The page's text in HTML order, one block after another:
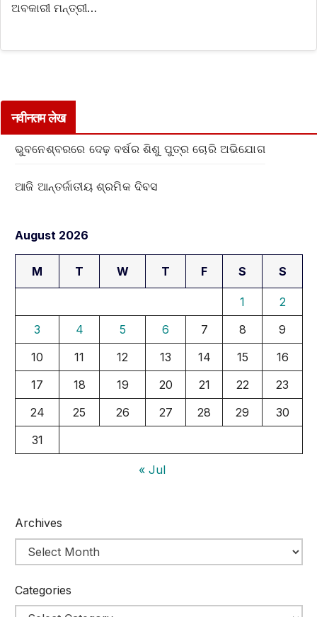
ଅବକାରୀ ମନ୍ତ୍ରୀ…
नवीनतम लेख
ଭୁବନେଶ୍ବରରେ ଦେଢ଼ ବର୍ଷର ଶିଶୁ ପୁତ୍ର ଚୋରି ଅଭିଯୋଗ
ଆଜି ଆନ୍ତର୍ଜାତୀୟ ଶ୍ରମିକ ଦିବସ
August 2026
M T W T F S S
1
2
3
4 5 6 7 8
9
10
11 12 13 14 15
16
17
18 19 20 21 22
23
24
25 26 27 28 29
30
31
« Jul
Archives
Categories